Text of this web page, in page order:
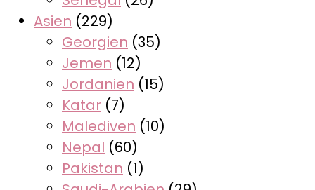
Asien (229)
Georgien (35)
Jemen (12)
Jordanien (15)
Katar (7)
Malediven (10)
Nepal (60)
Pakistan (1)